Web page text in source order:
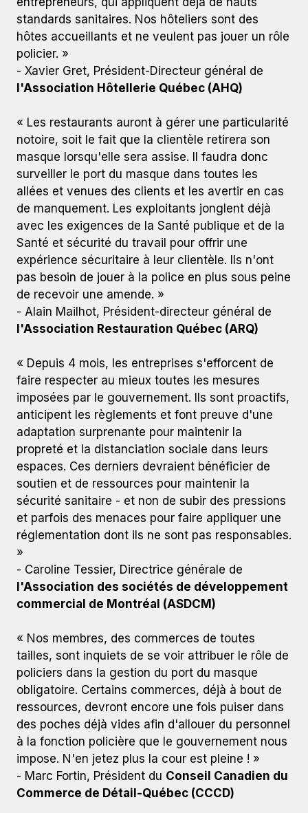
standards sanitaires. Nos hôteliers sont des
hôtes accueillants et ne veulent pas jouer un rôle
policier. »
- Xavier Gret, Président-Directeur général de
l'Association Hôtellerie Québec (AHQ)
« Les restaurants auront à gérer une particularité
notoire, soit le fait que la clientèle retirera son
masque lorsqu'elle sera assise. Il faudra donc
surveiller le port du masque dans toutes les
allées et venues des clients et les avertir en cas
de manquement. Les exploitants jonglent déjà
avec les exigences de la Santé publique et de la
Santé et sécurité du travail pour offrir une
expérience sécuritaire à leur clientèle. Ils n'ont
pas besoin de jouer à la police en plus sous peine
de recevoir une amende. »
- Alain Mailhot, Président-directeur général de
l'Association Restauration Québec (ARQ)
« Depuis 4 mois, les entreprises s'efforcent de
faire respecter au mieux toutes les mesures
imposées par le gouvernement. Ils sont proactifs,
anticipent les règlements et font preuve d'une
adaptation surprenante pour maintenir la
propreté et la distanciation sociale dans leurs
espaces. Ces derniers devraient bénéficier de
soutien et de ressources pour maintenir la
sécurité sanitaire - et non de subir des pressions
et parfois des menaces pour faire appliquer une
réglementation dont ils ne sont pas responsables.
»
- Caroline Tessier, Directrice générale de
l'Association des sociétés de développement
commercial de Montréal (ASDCM)
« Nos membres, des commerces de toutes
tailles, sont inquiets de se voir attribuer le rôle de
policiers dans la gestion du port du masque
obligatoire. Certains commerces, déjà à bout de
ressources, devront encore une fois puiser dans
des poches déjà vides afin d'allouer du personnel
à la fonction policière que le gouvernement nous
impose. N'en jetez plus la cour est pleine ! »
- Marc Fortin, Président du Conseil Canadien du
Commerce de Détail-Québec (CCCD)